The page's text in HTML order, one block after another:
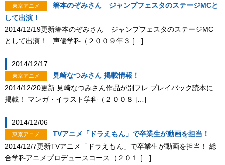
東京アニメ
箸本のぞみさん ジャンプフェスタのステージMCと
して出演！
2014/12/19更新箸本のぞみさん ジャンプフェスタのステージMC
として出演！ 声優学科（２００９年３ […]
2014/12/17
東京アニメ
見崎なつみさん 掲載情報！
2014/12/20更新 見崎なつみさん作品が別フレ プレイバック読本に
掲載！ マンガ・イラスト学科（２００８ […]
2014/12/06
東京アニメ
TVアニメ「ドラえもん」で卒業生が動画を担当！
2014/12/7更新TVアニメ「ドラえもん」で卒業生が動画を担当！ 総
合学科アニメプロデュースコース（２０１ […]